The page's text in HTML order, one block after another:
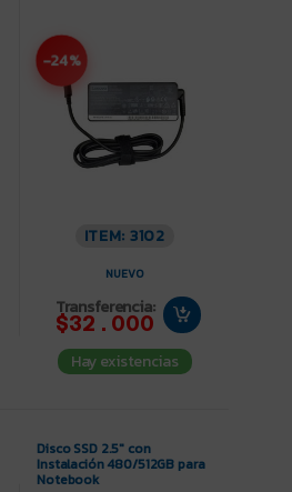
-24%
ITEM: 3102
NUEVO
Transferencia:
$32.000
Hay existencias
Disco SSD 2.5″ con
Instalación 480/512GB para
Notebook